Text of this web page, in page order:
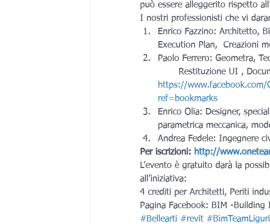
può essere alleggerito rispetto
I nostri professionisti che vi
Enrico Fazzino: Architetto,
Execution Plan,  Creazioni
Paolo Ferrero: Geometra,
Restituzione UI ,
https://www.facebook.com/
ref=bookmarks
Enrico Olia: Designer,
parametrica meccanica,
Andrea Fedele: Ingegnere
Per iscrizioni: http://
L’evento è gratuito darà la
all’iniziativa:
4 crediti per Architetti, Periti
Pagina Facebook: BIM -
#Bellearti #revit